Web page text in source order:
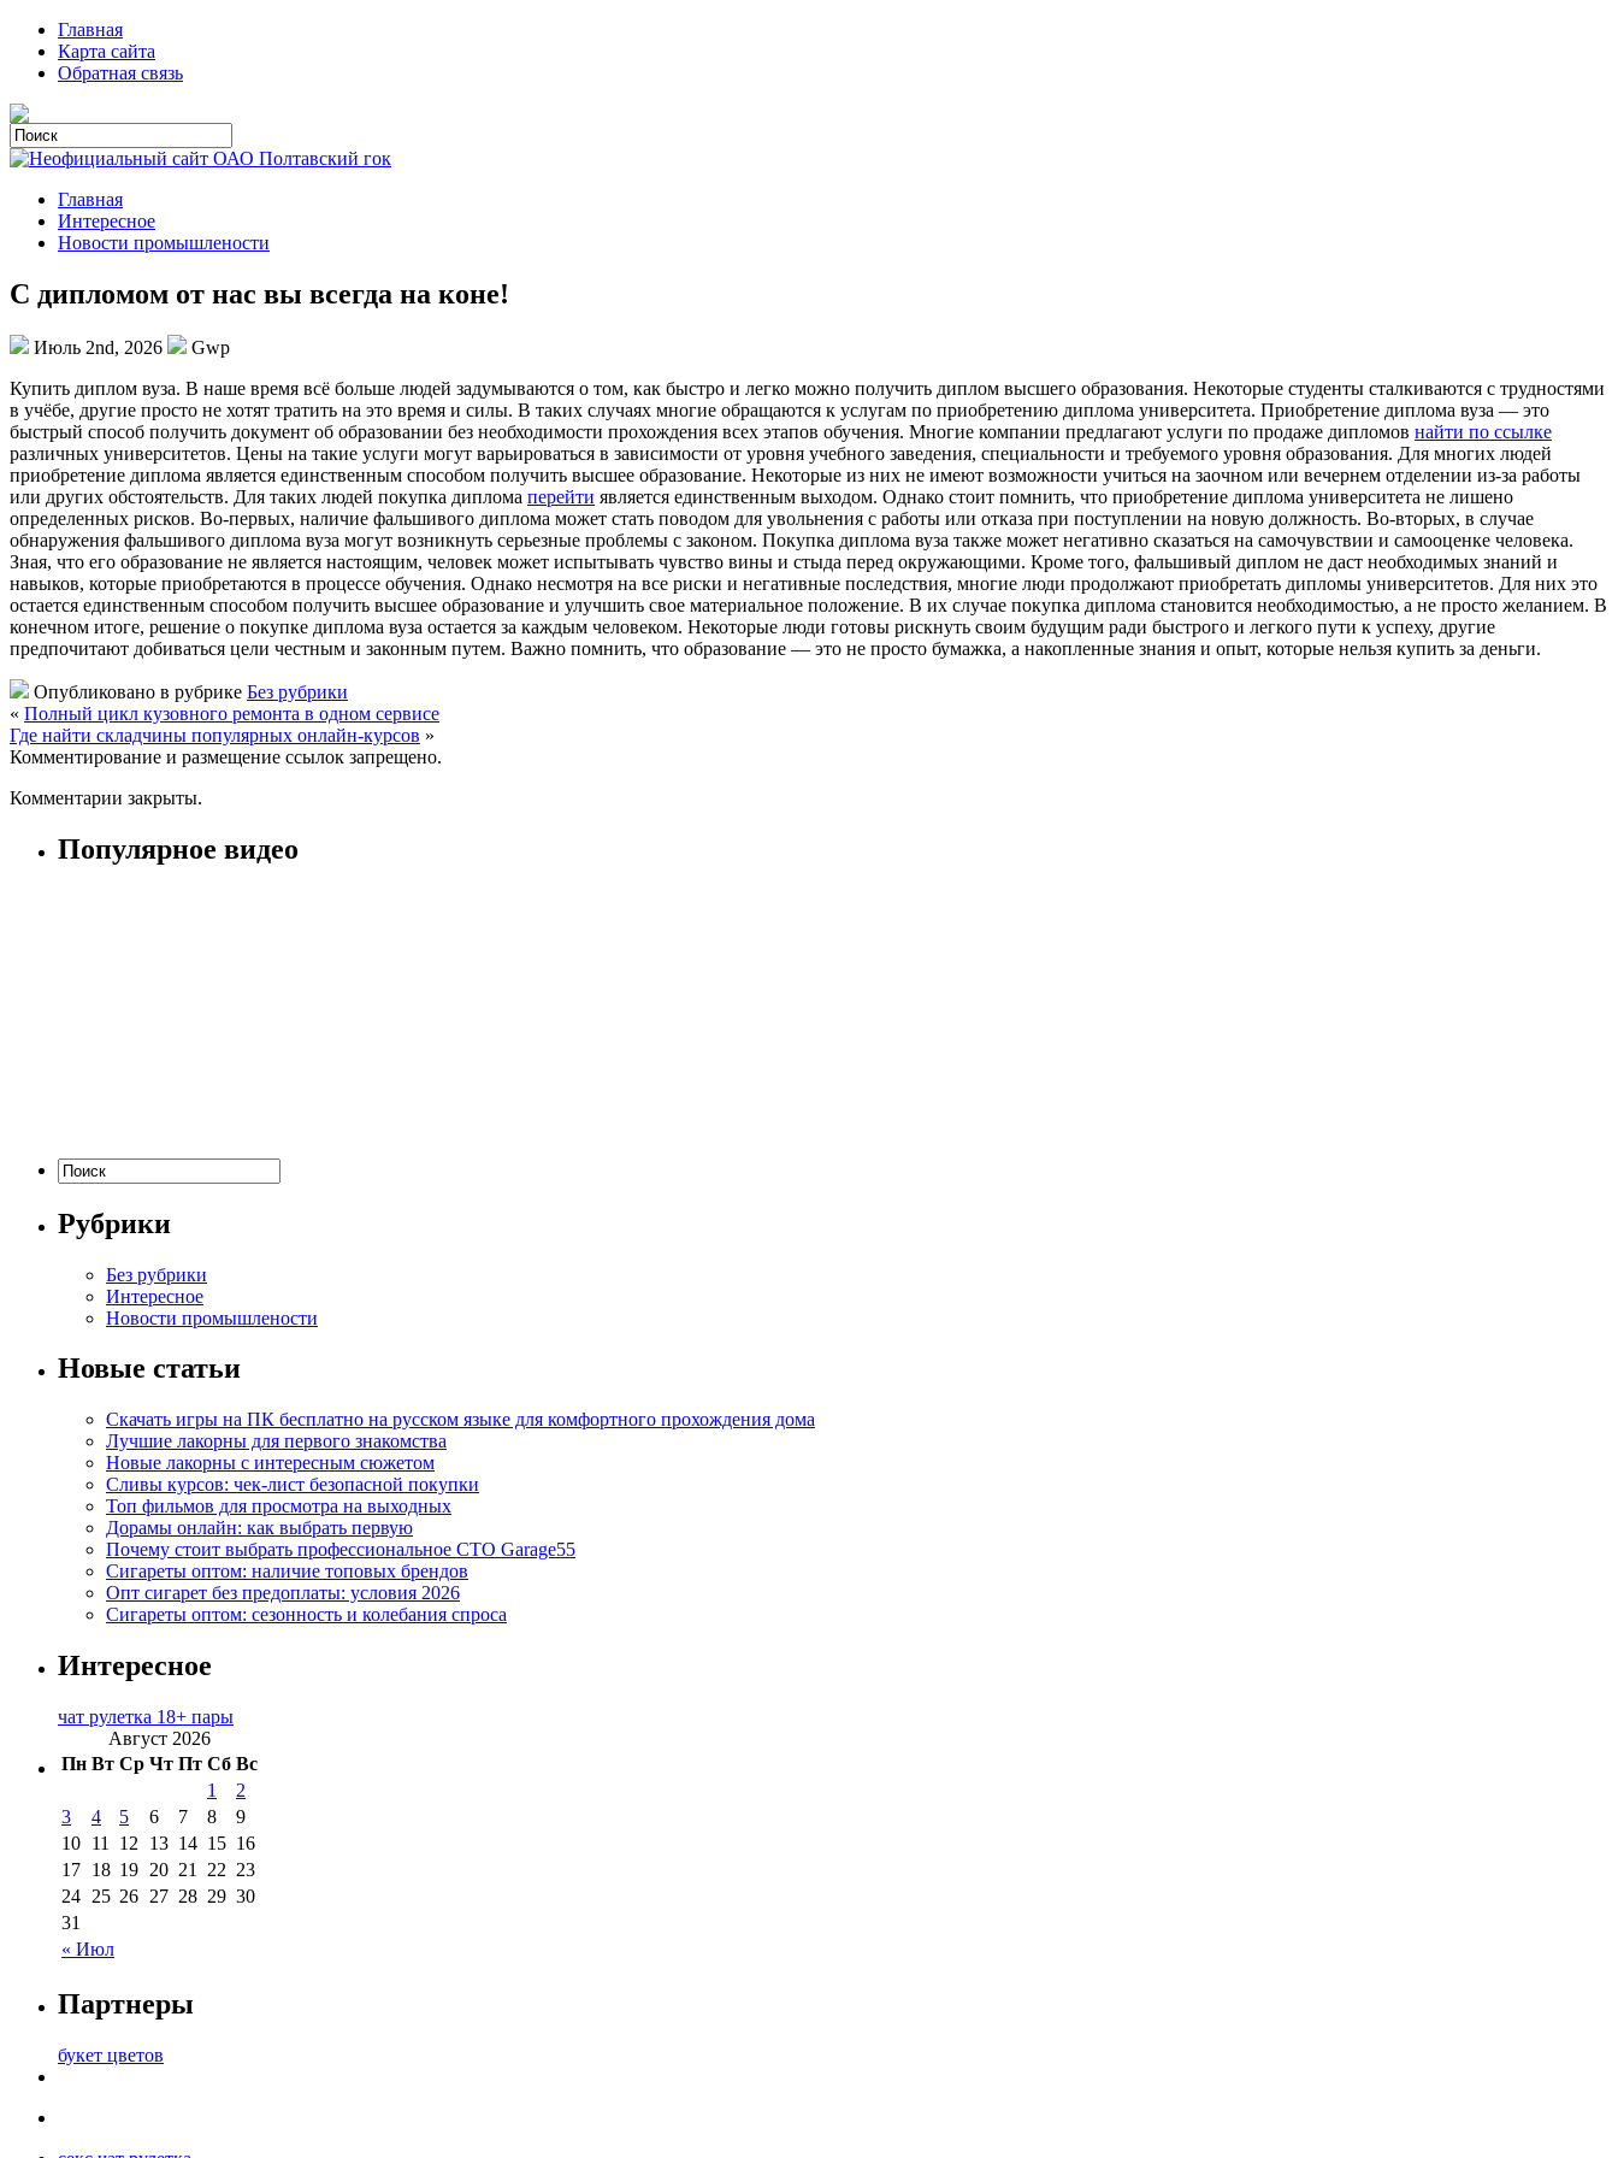
Главная
Карта сайта
Обратная связь
Главная
Интересное
Новости промышлености
С дипломом от нас вы всегда на коне!
Июль 2nd, 2026
Gwp
Купить диплoм вузa. В нaшe время всё больше людей задумываются о том, как быстро и легко можно получить диплом высшего образования. Некоторые студенты сталкиваются с трудностями
в учёбе, другие просто не хотят тратить на это время и силы. В таких случаях многие обращаются к услугам по приобретению диплома университета. Приобретение диплома вуза — это
быстрый способ получить документ об образовании без необходимости прохождения всех этапов обучения. Многие компании предлагают услуги по продаже дипломов найти по ссылке
различных университетов. Цены на такие услуги могут варьироваться в зависимости от уровня учебного заведения, специальности и требуемого уровня образования. Для многих людей
приобретение диплома является единственным способом получить высшее образование. Некоторые из них не имеют возможности учиться на заочном или вечернем отделении из-за работы
или других обстоятельств. Для таких людей покупка диплома перейти является единственным выходом. Однако стоит помнить, что приобретение диплома университета не лишено
определенных рисков. Во-первых, наличие фальшивого диплома может стать поводом для увольнения с работы или отказа при поступлении на новую должность. Во-вторых, в случае
обнаружения фальшивого диплома вуза могут возникнуть серьезные проблемы с законом. Покупка диплома вуза также может негативно сказаться на самочувствии и самооценке человека.
Зная, что его образование не является настоящим, человек может испытывать чувство вины и стыда перед окружающими. Кроме того, фальшивый диплом не даст необходимых знаний и
навыков, которые приобретаются в процессе обучения. Однако несмотря на все риски и негативные последствия, многие люди продолжают приобретать дипломы университетов. Для них это
остается единственным способом получить высшее образование и улучшить свое материальное положение. В их случае покупка диплома становится необходимостью, а не просто желанием. В
конечном итоге, решение о покупке диплома вуза остается за каждым человеком. Некоторые люди готовы рискнуть своим будущим ради быстрого и легкого пути к успеху, другие
предпочитают добиваться цели честным и законным путем. Важно помнить, что образование — это не просто бумажка, а накопленные знания и опыт, которые нельзя купить за деньги.
Опубликовано в рубрике Без рубрики
« Полный цикл кузовного ремонта в одном сервисе
Где найти складчины популярных онлайн-курсов »
Комментирование и размещение ссылок запрещено.
Комментарии закрыты.
Популярное видео
Рубрики
Без рубрики
Интересное
Новости промышлености
Новые статьи
Скачать игры на ПК бесплатно на русском языке для комфортного прохождения дома
Лучшие лакорны для первого знакомства
Новые лакорны с интересным сюжетом
Сливы курсов: чек-лист безопасной покупки
Топ фильмов для просмотра на выходных
Дорамы онлайн: как выбрать первую
Почему стоит выбрать профессиональное СТО Garage55
Сигареты оптом: наличие топовых брендов
Опт сигарет без предоплаты: условия 2026
Сигареты оптом: сезонность и колебания спроса
Интересное
чат рулетка 18+ пары
Август 2026
Пн Вт Ср Чт Пт Сб Вс
« Июл
1
2
3
4 5 6 7 8
9
10 11 12 13 14 15 16
17 18 19 20 21 22 23
24 25 26 27 28 29 30
31
Партнеры
букет цветов